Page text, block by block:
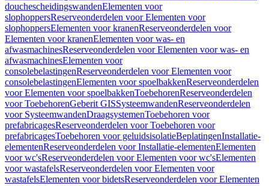
douchescheidingswandenElementen voor
slophoppersReserveonderdelen voor Elementen voor
slophoppersElementen voor kranenReserveonderdelen voor
Elementen voor kranenElementen voor was- en
afwasmachinesReserveonderdelen voor Elementen voor was- en
afwasmachinesElementen voor
consolebelastingenReserveonderdelen voor Elementen voor
consolebelastingenElementen voor spoelbakkenReserveonderdelen
voor Elementen voor spoelbakkenToebehorenReserveonderdelen
voor ToebehorenGeberit GISSysteemwandenReserveonderdelen
voor SysteemwandenDraagsystemenToebehoren voor
prefabricagesReserveonderdelen voor Toebehoren voor
prefabricagesToebehoren voor geluidsisolatieBeplatingenInstallatie-
elementenReserveonderdelen voor Installatie-elementenElementen
voor wc'sReserveonderdelen voor Elementen voor wc'sElementen
voor wastafelsReserveonderdelen voor Elementen voor
wastafelsElementen voor bidetsReserveonderdelen voor Elementen